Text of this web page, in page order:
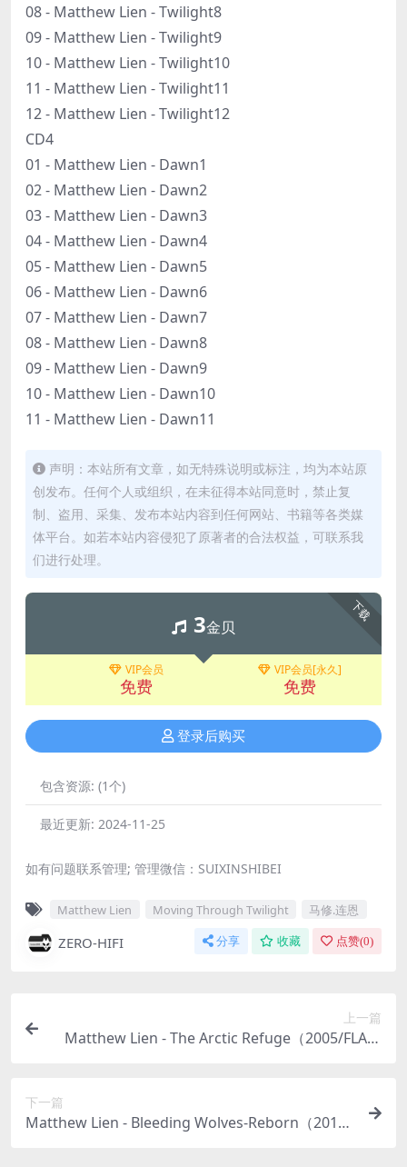
08 - Matthew Lien - Twilight8
09 - Matthew Lien - Twilight9
10 - Matthew Lien - Twilight10
11 - Matthew Lien - Twilight11
12 - Matthew Lien - Twilight12
CD4
01 - Matthew Lien - Dawn1
02 - Matthew Lien - Dawn2
03 - Matthew Lien - Dawn3
04 - Matthew Lien - Dawn4
05 - Matthew Lien - Dawn5
06 - Matthew Lien - Dawn6
07 - Matthew Lien - Dawn7
08 - Matthew Lien - Dawn8
09 - Matthew Lien - Dawn9
10 - Matthew Lien - Dawn10
11 - Matthew Lien - Dawn11
声明：本站所有文章，如无特殊说明或标注，均为本站原
创发布。任何个人或组织，在未征得本站同意时，禁止复
制、盗用、采集、发布本站内容到任何网站、书籍等各类媒
体平台。如若本站内容侵犯了原著者的合法权益，可联系我
们进行处理。
下载
3金贝
VIP会员
免费
VIP会员[永久]
免费
登录后购买
包含资源: (1个)
最近更新: 2024-11-25
如有问题联系管理; 管理微信：SUIXINSHIBEI
Matthew Lien Moving Through Twilight 马修.连恩
ZERO-HIFI 分享 收藏 点赞(0)
上一篇
Matthew Lien - The Arctic Refuge（2005/FLAC/
下一篇
Matthew Lien - Bleeding Wolves-Reborn（2011/